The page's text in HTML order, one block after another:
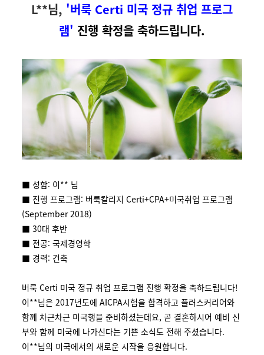
L**님, '버룩 Certi 미국 정규 취업 프로그
램' 진행 확정을 축하드립니다.
■ 성함: 이** 님
■ 진행 프로그램: 버룩칼리지 Certi+CPA+미국취업 프로그램
(September 2018)
■ 30대 후반
■ 전공: 국제경영학
■ 경력: 건축
버룩 Certi 미국 정규 취업 프로그램 진행 확정을 축하드립니다!
이**님은 2017년도에 AICPA시험을 합격하고 플러스커리어와
함께 차근차근 미국행을 준비하셨는데요, 곧 결혼하시어 예비 신
부와 함께 미국에 나가신다는 기쁜 소식도 전해 주셨습니다.
이**님의 미국에서의 새로운 시작을 응원합니다.